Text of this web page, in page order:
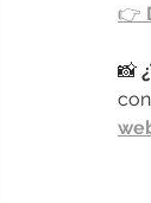
👉
📸